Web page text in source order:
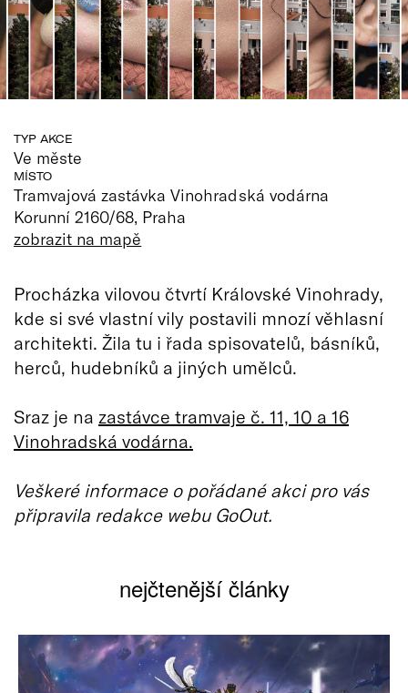
TYP AKCE
Ve měste
MÍSTO
Tramvajová zastávka Vinohradská vodárna
Korunní 2160/68, Praha
zobrazit na mapě
Procházka vilovou čtvrtí Královské Vinohrady,
kde si své vlastní vily postavili mnozí věhlasní
architekti. Žila tu i řada spisovatelů, básníků,
herců, hudebníků a jiných umělců.
Sraz je na zastávce tramvaje č. 11, 10 a 16
Vinohradská vodárna.
Veškeré informace o pořádané akci pro vás
připravila redakce webu GoOut.
nejčtenější články